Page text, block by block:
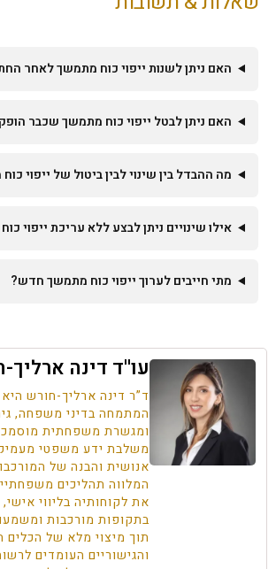
האם ניתן לשנות ייפוי כוח מתמשך לאחר
האם ניתן לבטל ייפוי כוח מתמשך שכבר
מה ההבדל בין שינוי לבין ביטול של ייפוי
אילו שינויים ניתן לבצע ללא עריכת ייפוי
מתי חייבים לערוך ייפוי כוח מתמשך חדש?
עו''ד דינה ארליך-
ד”ר דינה ארליך-חורש היא
המתמחה בדיני משפחה,
ומגשרת משפחתית
משלבת ידע משפטי מעמיק
אנושית והבנה של
המלווה תהליכים
את לקוחותיה בליווי אישי,
בתקופות מורכבות
תוך מיצוי מלא של הכלים
והגישוריים העומדים